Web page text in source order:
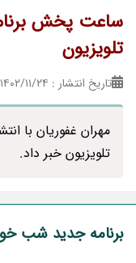
ساعت پخش
تلویزیون
تاریخ انتشار : ۱۴۰۲/۱۱/۲۴
مهران غفوریان با
تلویزیون خبر داد.
برنامه جدید شب